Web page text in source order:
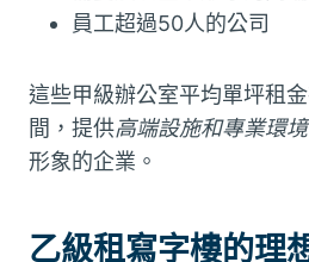
員工超過50人的公司
這些甲級辦公室平均單坪租
間，提供高端設施和專業環境
形象的企業。
乙級租寫字樓的理